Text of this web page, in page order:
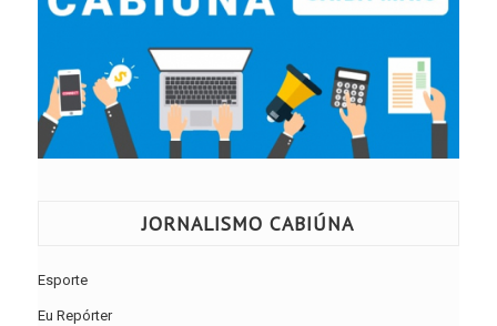
JORNALISMO CABIÚNA
Esporte
Eu Repórter